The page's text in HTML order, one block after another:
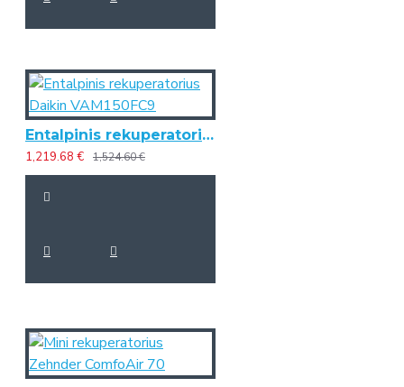
Entalpinis rekuperatorius Daikin VAM150FC9
1,219.68 € 1,524.60 €